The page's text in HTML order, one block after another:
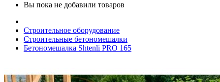
Вы пока не добавили товаров
Строительное оборудование
Строительные бетономешалки
Бетономешалка Shtenli PRO 165